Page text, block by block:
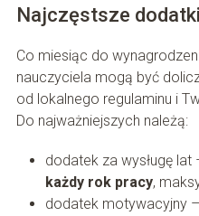
Najczęstsze
Co miesiąc do
nauczyciela mogą być
od lokalnego regulaminu i
Do najważniejszych należą:
dodatek za wysługę lat
każdy rok pracy,
dodatek motywacyjny